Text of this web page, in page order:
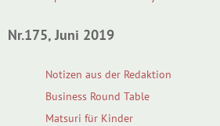
Nr.175, Juni 2019
Notizen aus der Redaktion
Business Round Table
Matsuri für Kinder